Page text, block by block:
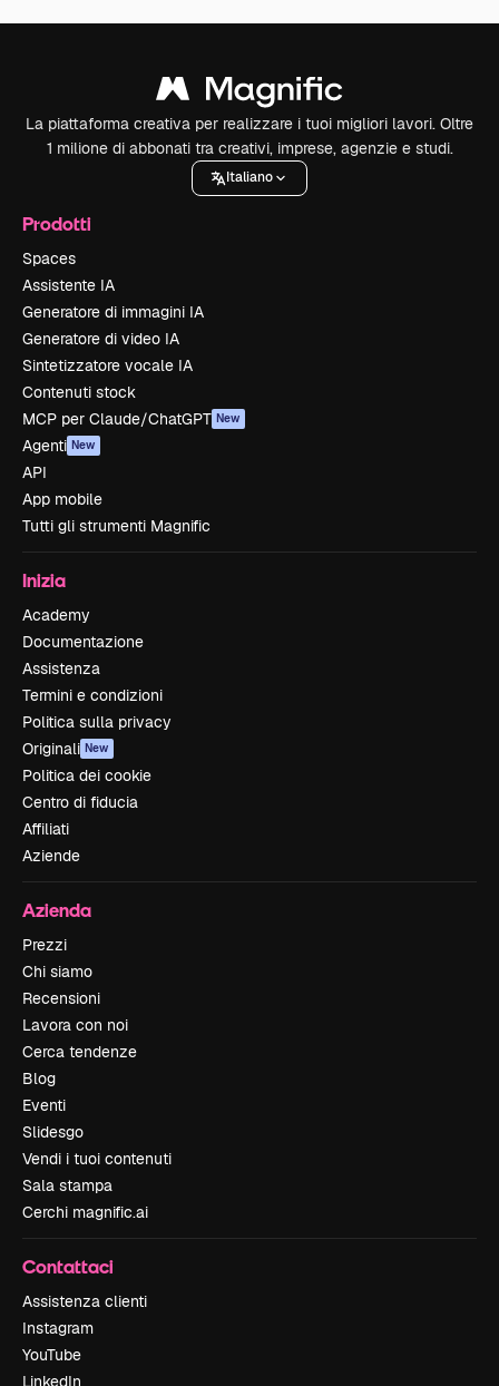
La piattaforma creativa per realizzare i tuoi migliori lavori. Oltre
1 milione di abbonati tra creativi, imprese, agenzie e studi.
Italiano
Prodotti
Spaces
Assistente IA
Generatore di immagini IA
Generatore di video IA
Sintetizzatore vocale IA
Contenuti stock
MCP per Claude/ChatGPT New
Agenti New
API
App mobile
Tutti gli strumenti Magnific
Inizia
Academy
Documentazione
Assistenza
Termini e condizioni
Politica sulla privacy
Originali New
Politica dei cookie
Centro di fiducia
Affiliati
Aziende
Azienda
Prezzi
Chi siamo
Recensioni
Lavora con noi
Cerca tendenze
Blog
Eventi
Slidesgo
Vendi i tuoi contenuti
Sala stampa
Cerchi magnific.ai
Contattaci
Assistenza clienti
Instagram
YouTube
LinkedIn